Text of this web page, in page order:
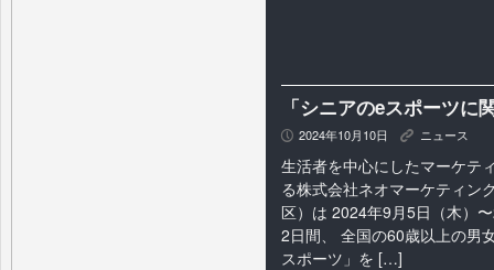
「シニアのeスポーツに
P 2024年10月10日 K ニュース
生活者を中心にしたマーケテ
る株式会社ネオマーケティン
区）は 2024年9月5日（木）
2日間、 全国の60歳以上の男
スポーツ」を […]